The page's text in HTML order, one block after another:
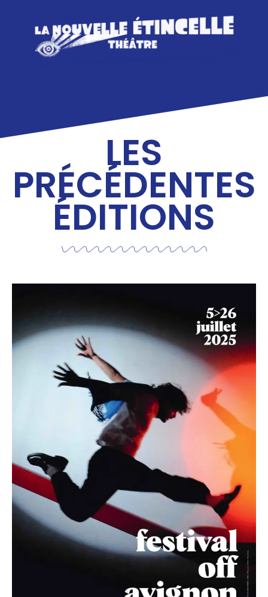
LES
PRÉCÉDENTES
ÉDITIONS